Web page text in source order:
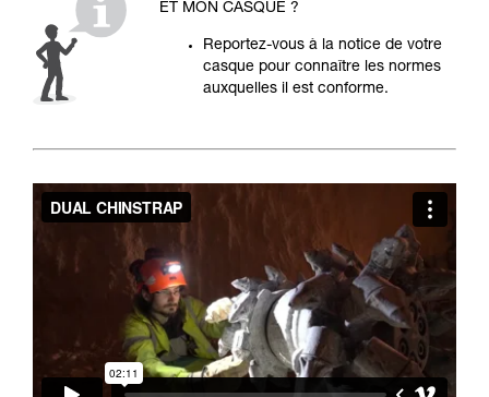
ET MON CASQUE ?
Reportez-vous à la notice de votre
casque pour connaître les normes
auxquelles il est conforme.